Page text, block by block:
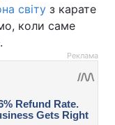
світу з карате
коли саме
Реклама